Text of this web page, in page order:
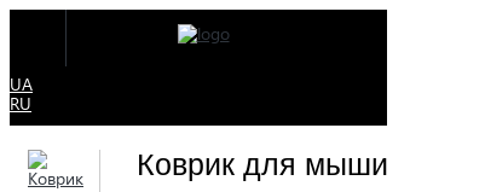
UA
RU
Коврик для мыши